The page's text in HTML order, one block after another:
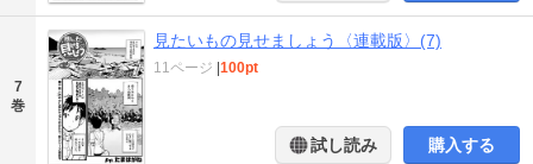
7
巻
見たいもの見せましょう〈連載版〉(7)
11ページ |100pt
試し読み 購入する